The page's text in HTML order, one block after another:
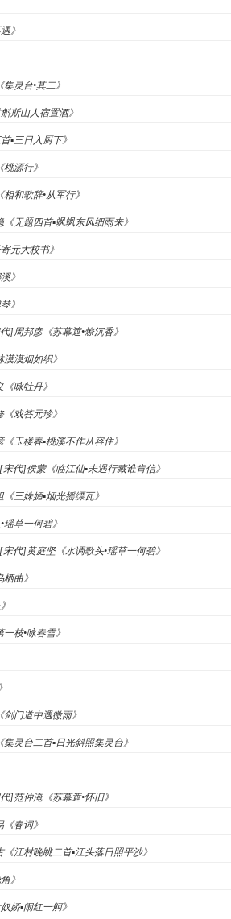
》
灵台•其二》
斯山人宿置酒》
▪三日入厨下》
源行》
和歌辞•从军行》
无题四首▪飒飒东风细雨来》
元大校书》
》
》
]周邦彦《苏幕遮•燎沉香》
漠烟如织》
咏牡丹》
戏答元珍》
玉楼春▪桃溪不作从容住》
宋代]侯蒙《临江仙▪未遇行藏谁肯信》
三姝媚▪烟光摇缥瓦》
草一何碧》
宋代]黄庭坚《水调歌头•瑶草一何碧》
曲》
枝•咏春雪》
门道中遇微雨》
灵台二首▪日光斜照集灵台》
]范仲淹《苏幕遮•怀旧》
春词》
江村晚眺二首▪江头落日照平沙》
》
娇▪闹红一舸》